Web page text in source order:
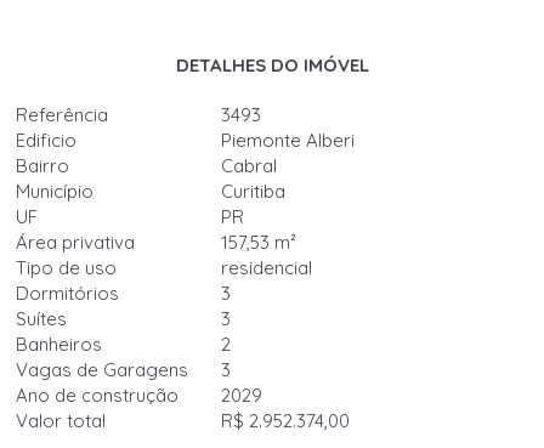
DETALHES DO IMÓVEL
Referência
3493
Edificio
Piemonte Alberi
Bairro
Cabral
Município
Curitiba
UF
PR
Área privativa
157,53 m²
Tipo de uso
residencial
Dormitórios
3
Suítes
3
Banheiros
2
Vagas de Garagens
3
Ano de construção
2029
Valor total
R$ 2.952.374,00